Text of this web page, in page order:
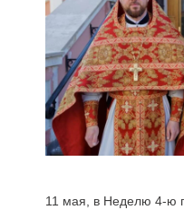
11 мая, в Неделю 4-ю